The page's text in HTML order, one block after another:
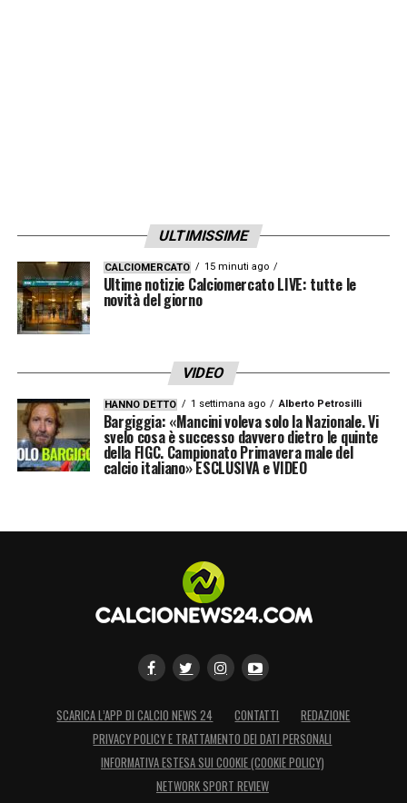
ULTIMISSIME
CALCIOMERCATO 15 minuti ago
Ultime notizie Calciomercato LIVE: tutte le
novità del giorno
VIDEO
HANNO DETTO 1 settimana ago Alberto Petrosilli
Bargiggia: «Mancini voleva solo la Nazionale. Vi
svelo cosa è successo davvero dietro le quinte
della FIGC. Campionato Primavera male del
calcio italiano» ESCLUSIVA e VIDEO
SCARICA L’APP DI CALCIO NEWS 24 CONTATTI
REDAZIONE
PRIVACY POLICY E TRATTAMENTO DEI DATI PERSONALI
INFORMATIVA ESTESA SUI COOKIE (COOKIE POLICY)
NETWORK SPORT REVIEW